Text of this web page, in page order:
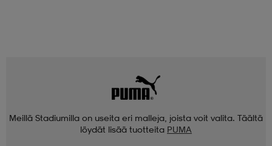
Meillä Stadiumilla on useita eri malleja, joista voit valita. Täältä
löydät lisää tuotteita PUMA